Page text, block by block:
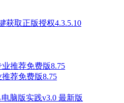
获取正版授权4.3.5.10
荐免费版8.75